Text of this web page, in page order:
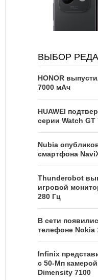
ВЫБОР
HONOR
7000 мАч
HUAWEI
серии Watch GT
Nubia
смартфона
Thunderobot
игровой
280 Гц
В сети
телефоне Nokia
Infinix
с 50-Мп
Dimensity 7100